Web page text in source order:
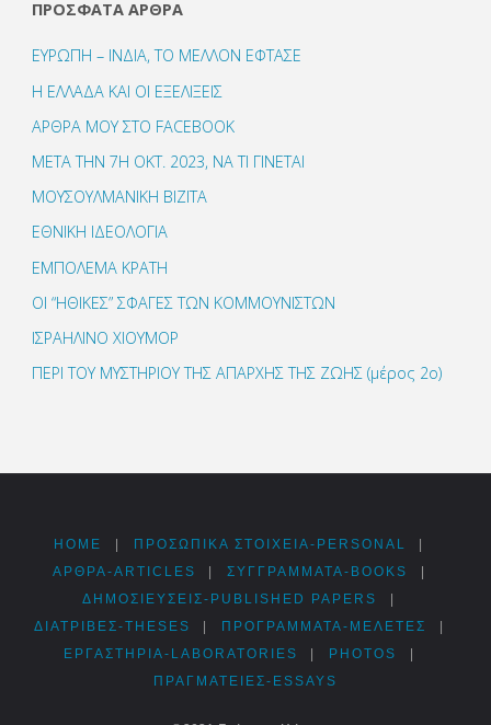
ΠΡΌΣΦΑΤΑ ΆΡΘΡΑ
ΕΥΡΩΠΗ – ΙΝΔΙΑ, ΤΟ ΜΕΛΛΟΝ ΕΦΤΑΣΕ
Η ΕΛΛΑΔΑ ΚΑΙ ΟΙ ΕΞΕΛΙΞΕΙΣ
ΑΡΘΡΑ ΜΟΥ ΣΤΟ FACEBOOK
ΜΕΤΑ ΤΗΝ 7Η ΟΚΤ. 2023, ΝΑ ΤΙ ΓΙΝΕΤΑΙ
ΜΟΥΣΟΥΛΜΑΝΙΚΗ ΒΙΖΙΤΑ
ΕΘΝΙΚΗ ΙΔΕΟΛΟΓΙΑ
ΕΜΠΟΛΕΜΑ ΚΡΑΤΗ
ΟΙ “ΗΘΙΚΕΣ” ΣΦΑΓΕΣ ΤΩΝ ΚΟΜΜΟΥΝΙΣΤΩΝ
ΙΣΡΑΗΛΙΝΟ ΧΙΟΥΜΟΡ
ΠΕΡΙ ΤΟΥ ΜΥΣΤΗΡΙΟΥ ΤΗΣ ΑΠΑΡΧΗΣ ΤΗΣ ΖΩΗΣ (μέρος 2ο)
HOME ΠΡΟΣΩΠΙΚΆ ΣΤΟΙΧΕΊΑ-PERSONAL
ΑΡΘΡΑ-ARTICLES ΣΥΓΓΡΆΜΜΑΤΑ-BOOKS
ΔΗΜΟΣΙΕΎΣΕΙΣ-PUBLISHED PAPERS
ΔΙΑΤΡΙΒΈΣ-THESES ΠΡΟΓΡΆΜΜΑΤΑ-ΜΕΛΈΤΕΣ
ΕΡΓΑΣΤΉΡΙΑ-LABORATORIES PHOTOS
ΠΡΑΓΜΑΤΕΊΕΣ-ESSAYS